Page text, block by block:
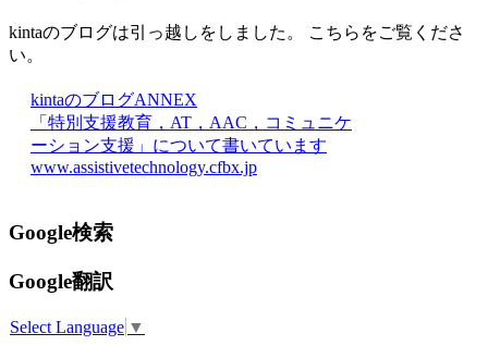
kintaのブログは引っ越しをしました。 こちらをご覧くださ
い。
kintaのブログANNEX
「特別支援教育，AT，AAC，コミュニケ
ーション支援」について書いています
www.assistivetechnology.cfbx.jp
Google検索
Google翻訳
Select Language ▼